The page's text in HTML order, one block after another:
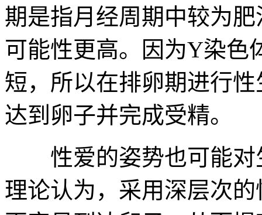
期是指月经周期中较为
可能性更高。因为Y染色
短，所以在排卵期进行
达到卵子并完成受精。
性爱的姿势也可能对
理论认为，采用深层次